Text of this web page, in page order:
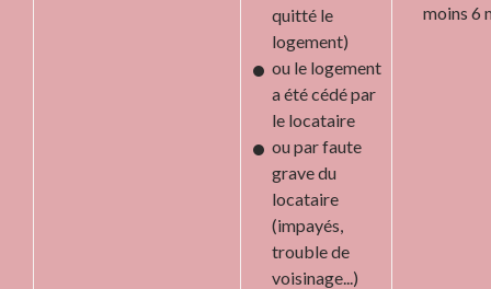
quitté le
logement)
ou le logement
a été cédé par
le locataire
ou par faute
grave du
locataire
(impayés,
trouble de
voisinage...)
moins 6